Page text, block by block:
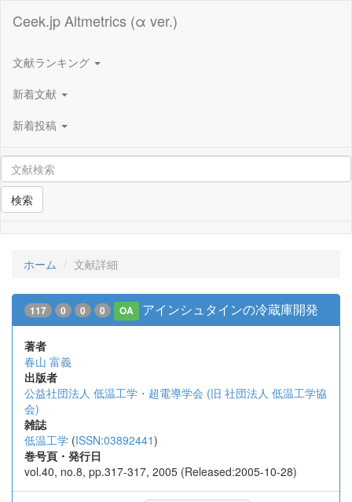
Ceek.jp Altmetrics (α ver.)
文献ランキング
新着文献
新着投稿
検索
ホーム 文献詳細
117 0 0 0 OA アインシュタインの冷蔵庫開発
著者
春山 富義
出版者
公益社団法人 低温工学・超電導学会 (旧 社団法人 低温工学協
会)
雑誌
低温工学 (ISSN:03892441)
巻号頁・発行日
vol.40, no.8, pp.317-317, 2005 (Released:2005-10-28)